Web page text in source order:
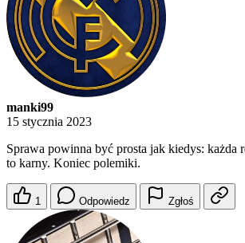
manki99
15 stycznia 2023
Sprawa powinna być prosta jak kiedys: każda
to karny. Koniec polemiki.
1 Odpowiedz Zgłoś